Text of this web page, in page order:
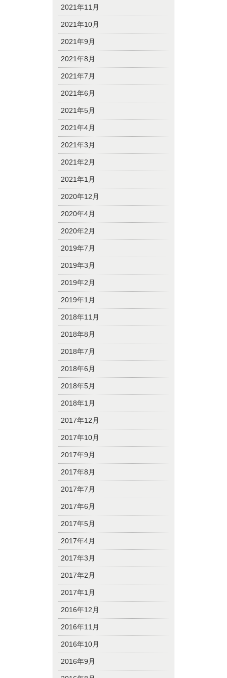
2021年11月
2021年10月
2021年9月
2021年8月
2021年7月
2021年6月
2021年5月
2021年4月
2021年3月
2021年2月
2021年1月
2020年12月
2020年4月
2020年2月
2019年7月
2019年3月
2019年2月
2019年1月
2018年11月
2018年8月
2018年7月
2018年6月
2018年5月
2018年1月
2017年12月
2017年10月
2017年9月
2017年8月
2017年7月
2017年6月
2017年5月
2017年4月
2017年3月
2017年2月
2017年1月
2016年12月
2016年11月
2016年10月
2016年9月